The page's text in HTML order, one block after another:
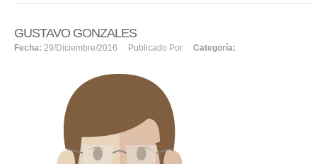
GUSTAVO GONZALES
Fecha: 29/diciembre/2016 Publicado Por Categoría: